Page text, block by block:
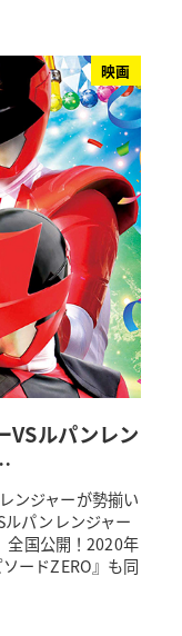
映画
VSルパンレン
ンジャーが勢揃い
パンレンジャー
全国公開！2020年
ードZERO』も同